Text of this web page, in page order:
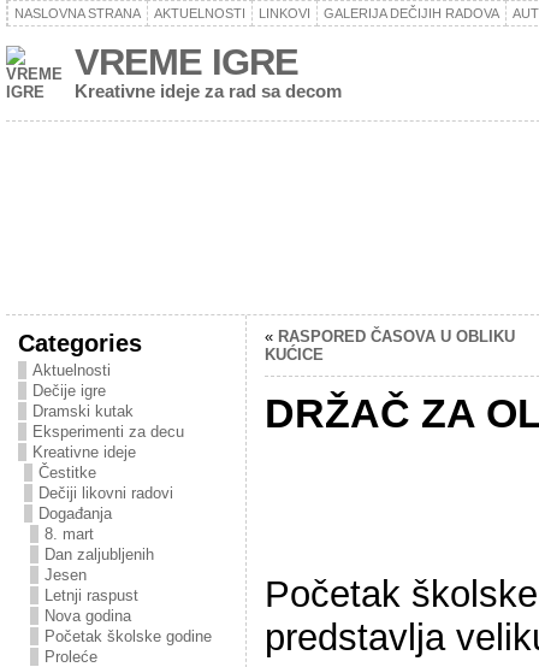
NASLOVNA STRANA AKTUELNOSTI LINKOVI GALERIJA DEČIJIH RADOVA
VREME IGRE
Kreativne ideje za rad sa decom
Categories
Aktuelnosti
Dečije igre
Dramski kutak
Eksperimenti za decu
Kreativne ideje
Čestitke
Dečiji likovni radovi
Događanja
8. mart
Dan zaljubljenih
Jesen
Letnji raspust
Nova godina
Početak školske godine
Proleće
« RASPORED ČASOVA U OBLIKU
KUĆICE
DRŽAČ ZA
Početak
predstavlja